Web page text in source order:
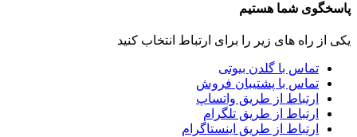
پاسخگوی شما هستیم
یکی از راه های زیر را برای ارتباط انتخاب کنید
تماس با گلدن بیوتی
تماس با پشتیبان فروش
ارتباط از طریق واتساپ
ارتباط از طریق تلگرام
ارتباط از طریق اینستاگرام